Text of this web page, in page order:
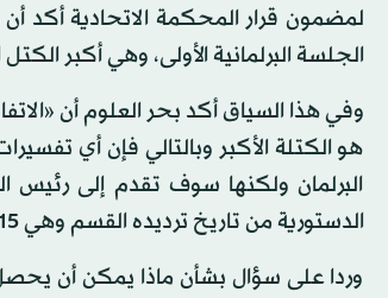
الجلسة البرلمانية الأولى، وهي أكبر
وفي هذا السياق أكد بحر العلوم أن
هو الكتلة الأكبر وبالتالي فإن أي
البرلمان ولكنها سوف تقدم إلى
الدستورية من تاريخ ترديده القسم وهي 15 يوما».
وردا على سؤال بشأن ماذا يمكن أن